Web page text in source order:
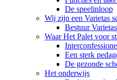
De speelinloop
Wij zijn een Varietas
Bestuur Varietas
Waar Het Palet voor
Een sterk
De gezonde
Het onderwijs